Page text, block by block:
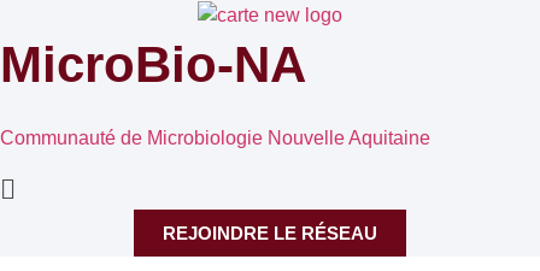
MicroBio-NA
Communauté de Microbiologie Nouvelle Aquitaine
REJOINDRE LE RÉSEAU